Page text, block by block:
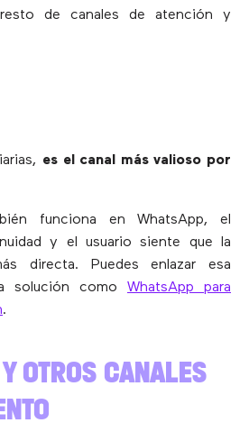
de canales de atención y
es el canal más valioso por
funciona en WhatsApp, el
y el usuario siente que la
directa. Puedes enlazar esa
solución como WhatsApp para
.
OTROS CANALES